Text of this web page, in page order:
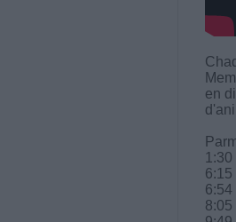
en
6:54
8:05